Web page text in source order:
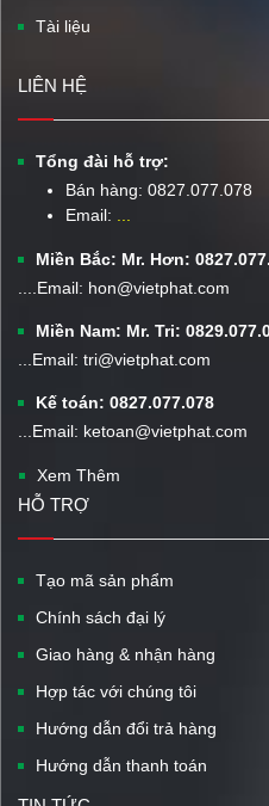
Tài liệu
LIÊN HỆ
Tổng đài hỗ trợ:
Bán hàng: 0827.077.078
Email:
Miền Bắc: Mr. Hơn:
....Email: hon@vietphat.com
Miền Nam: Mr. Tri:
...Email: tri@vietphat.com
Kế toán: 0827.077.078
...Email: ketoan@vietphat.com
Xem Thêm
HỖ TRỢ
Tạo mã sản phẩm
Chính sách đại lý
Giao hàng & nhận hàng
Hợp tác với chúng tôi
Hướng dẫn đổi trả hàng
Hướng dẫn thanh toán